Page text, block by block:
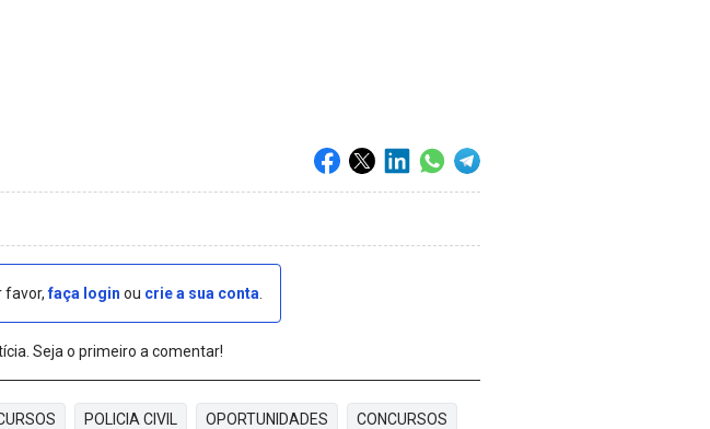
favor,faça login ou crie a sua conta
Seja o primeiro a comentar!
POLICIA CIVIL OPORTUNIDADES CONCURSOS